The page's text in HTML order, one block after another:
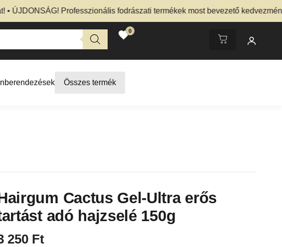
Professzionális fodrászati termékek most bevezető
0
Összes termék
Cactus Gel-Ultra erős
adó hajzselé 150g
250 Ft